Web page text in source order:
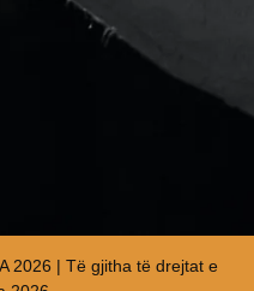
2026 | Të gjitha të drejtat e